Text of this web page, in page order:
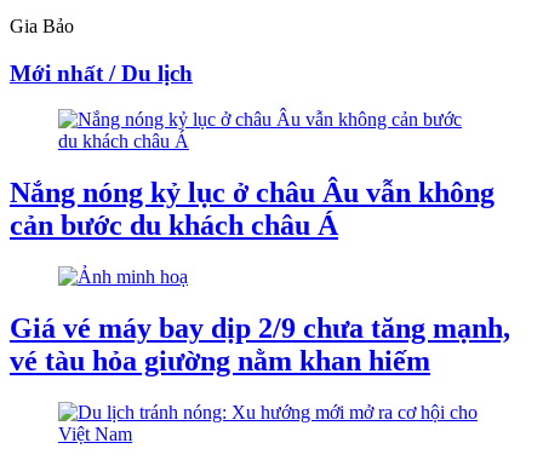
Gia Bảo
Mới nhất / Du lịch
Nắng nóng kỷ lục ở châu Âu vẫn không
cản bước du khách châu Á
Giá vé máy bay dịp 2/9 chưa tăng mạnh,
vé tàu hỏa giường nằm khan hiếm